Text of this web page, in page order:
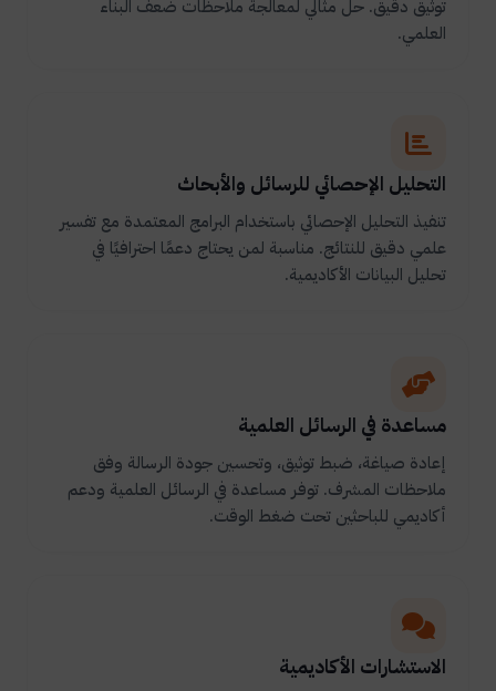
توثيق دقيق. حل مثالي لمعالجة ملاحظات ضعف البناء
العلمي.
التحليل الإحصائي للرسائل والأبحاث
تنفيذ التحليل الإحصائي باستخدام البرامج المعتمدة مع تفسير
علمي دقيق للنتائج. مناسبة لمن يحتاج دعمًا احترافيًا في
تحليل البيانات الأكاديمية.
مساعدة في الرسائل العلمية
إعادة صياغة، ضبط توثيق، وتحسين جودة الرسالة وفق
ملاحظات المشرف. توفر مساعدة في الرسائل العلمية ودعم
أكاديمي للباحثين تحت ضغط الوقت.
الاستشارات الأكاديمية